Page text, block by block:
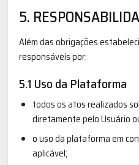
5.
Além das obrigações
responsáveis por:
5.1 Uso da Plataforma
todos os atos realizados
diretamente pelo Usuário
o uso da plataforma em
aplicável;